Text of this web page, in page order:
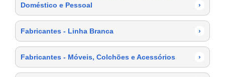
Doméstico e Pessoal
›
Fabricantes - Linha Branca ›
Fabricantes - Móveis, Colchões e Acessórios ›